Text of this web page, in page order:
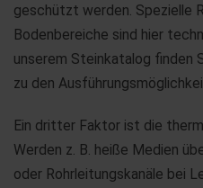
geschützt werden. Spezielle
Bodenbereiche sind hier
unserem Steinkatalog finden
zu den
Ein dritter Faktor ist die
Werden z. B. heiße Medien
oder Rohrleitungskanäle bei